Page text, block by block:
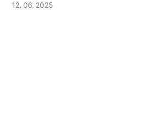
12. 06. 2025